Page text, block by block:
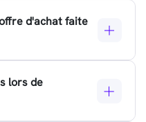
d'achat faite
lors de